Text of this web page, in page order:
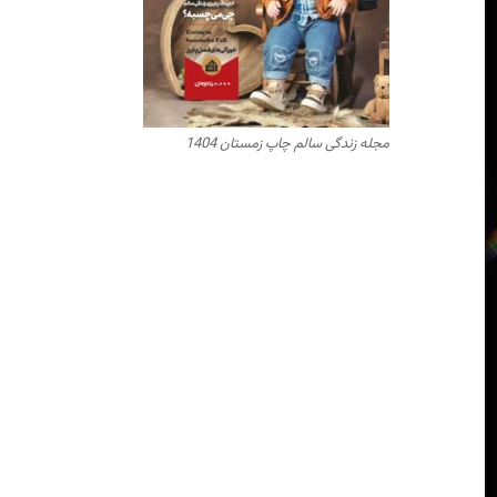
مجله زندگی سالم چاپ زمستان 1404